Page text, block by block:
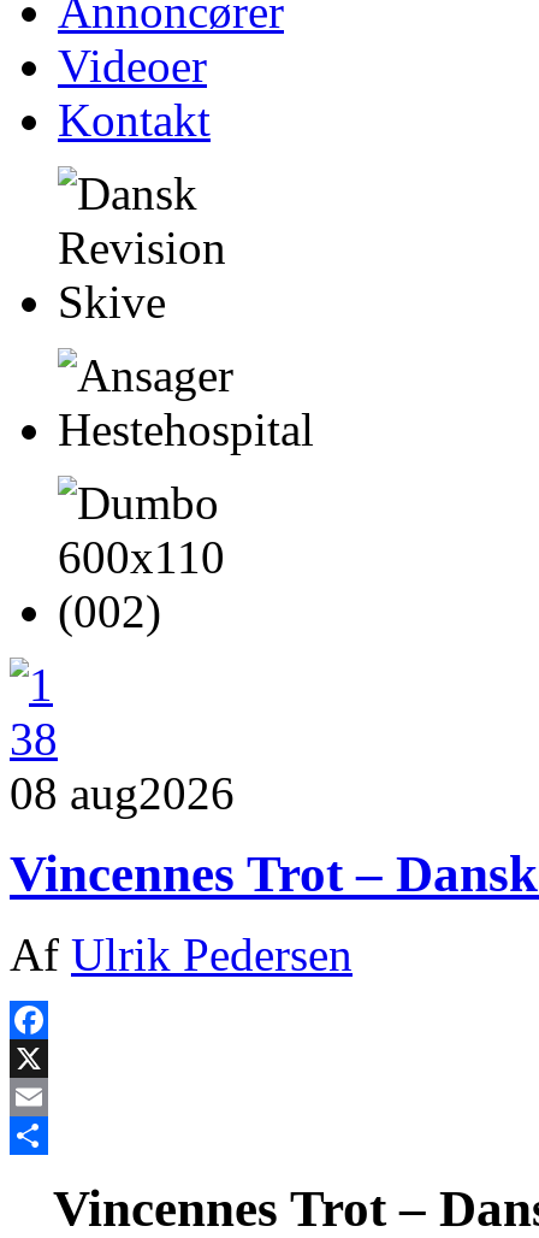
Annoncører
Videoer
Kontakt
08 aug2026
Vincennes Trot –
Af Ulrik Pedersen
Facebook
X
Email
Vincennes Trot –